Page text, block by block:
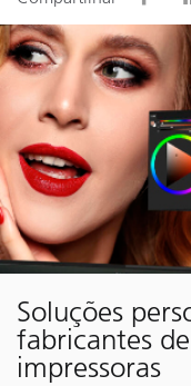
Soluções
fabricantes
impressoras